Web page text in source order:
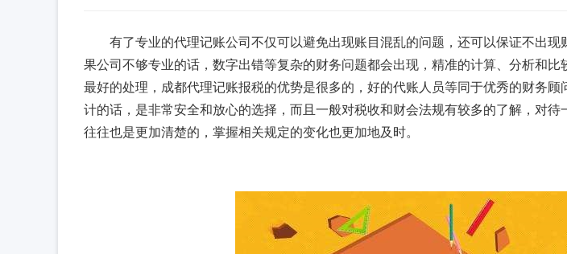
有了专业的代理记账公司不仅可以避免出现账目混乱的问题，还可以保证不出现
果公司不够专业的话，数字出错等复杂的财务问题都会出现，精准的计算、分析和比
最好的处理，成都代理记账报税的优势是很多的，好的代账人员等同于优秀的财务顾
计的话，是非常安全和放心的选择，而且一般对税收和财会法规有较多的了解，对待
往往也是更加清楚的，掌握相关规定的变化也更加地及时。